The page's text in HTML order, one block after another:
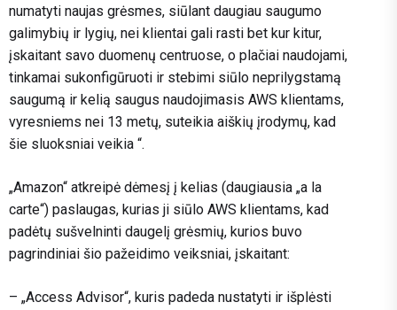
numatyti naujas grėsmes, siūlant daugiau saugumo
galimybių ir lygių, nei klientai gali rasti bet kur kitur,
įskaitant savo duomenų centruose, o plačiai naudojami,
tinkamai sukonfigūruoti ir stebimi siūlo neprilygstamą
saugumą ir kelią saugus naudojimasis AWS klientams,
vyresniems nei 13 metų, suteikia aiškių įrodymų, kad
šie sluoksniai veikia “.
„Amazon“ atkreipė dėmesį į kelias (daugiausia „a la
carte“) paslaugas, kurias ji siūlo AWS klientams, kad
padėtų sušvelninti daugelį grėsmių, kurios buvo
pagrindiniai šio pažeidimo veiksniai, įskaitant:
– „Access Advisor“, kuris padeda nustatyti ir išplėsti